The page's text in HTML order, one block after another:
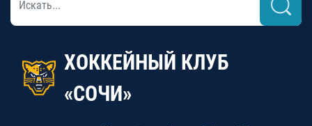
ХОККЕЙНЫЙ КЛУБ
«СОЧИ»